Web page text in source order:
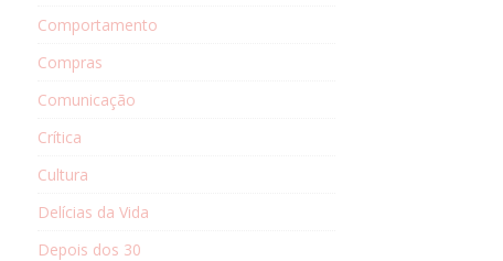
Comportamento
Compras
Comunicação
Crítica
Cultura
Delícias da Vida
Depois dos 30